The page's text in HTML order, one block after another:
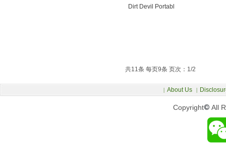
Dirt Devil Portabl
共11条 每页9条 页次：1/2
Copyright© All
| About Us |